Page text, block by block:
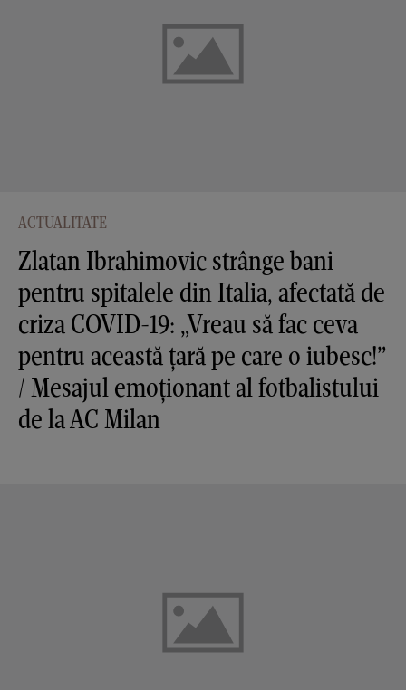
ACTUALITATE
Zlatan Ibrahimovic strânge bani
pentru spitalele din Italia, afectată de
criza COVID-19: „Vreau să fac ceva
pentru această țară pe care o iubesc!”
/ Mesajul emoționant al fotbalistului
de la AC Milan